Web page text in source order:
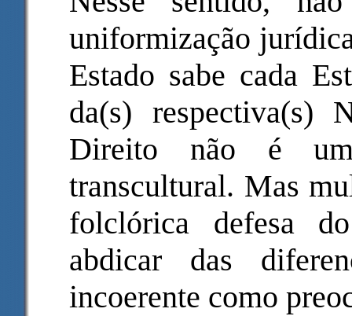
uniformização
Estado sabe cada
da(s) respectiva(s)
Direito não é
transcultural. Mas
folclórica defesa
abdicar das
incoerente como